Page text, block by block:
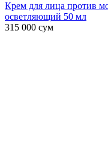
Крем для лица против
осветляющий 50 мл
315 000 сум